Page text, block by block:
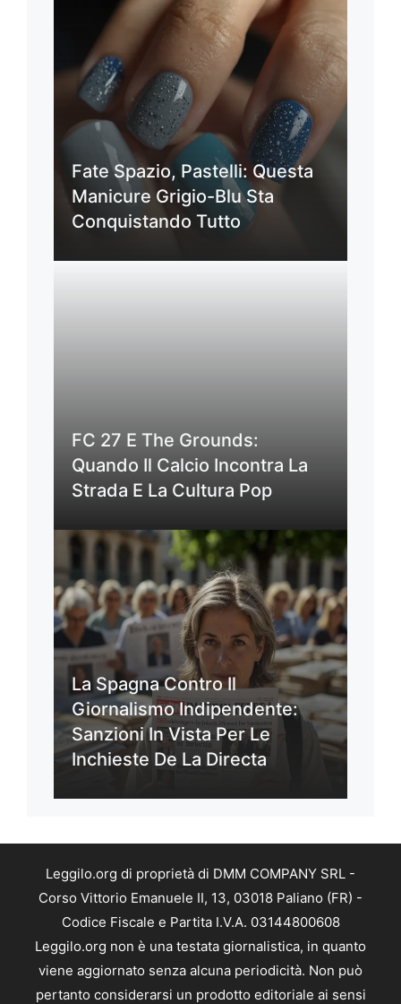
Fate Spazio, Pastelli: Questa
Manicure Grigio-Blu Sta
Conquistando Tutto
FC 27 E The Grounds:
Quando Il Calcio Incontra La
Strada E La Cultura Pop
La Spagna Contro Il
Giornalismo Indipendente:
Sanzioni In Vista Per Le
Inchieste De La Directa
Leggilo.org di proprietà di DMM COMPANY SRL -
Corso Vittorio Emanuele II, 13, 03018 Paliano (FR) -
Codice Fiscale e Partita I.V.A. 03144800608
Leggilo.org non è una testata giornalistica, in quanto
viene aggiornato senza alcuna periodicità. Non può
pertanto considerarsi un prodotto editoriale ai sensi